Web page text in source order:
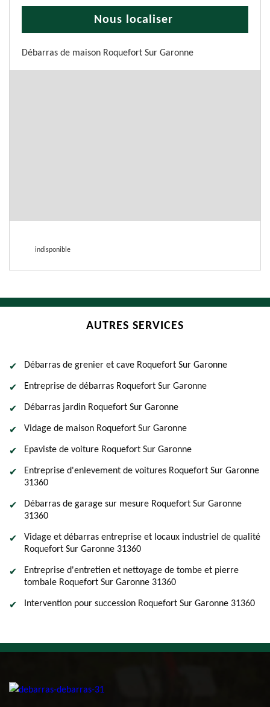
Nous localiser
Débarras de maison Roquefort Sur Garonne
indisponible
AUTRES SERVICES
Débarras de grenier et cave Roquefort Sur Garonne
Entreprise de débarras Roquefort Sur Garonne
Débarras jardin Roquefort Sur Garonne
Vidage de maison Roquefort Sur Garonne
Epaviste de voiture Roquefort Sur Garonne
Entreprise d'enlevement de voitures Roquefort Sur Garonne
31360
Débarras de garage sur mesure Roquefort Sur Garonne
31360
Vidage et débarras entreprise et locaux industriel de qualité
Roquefort Sur Garonne 31360
Entreprise d'entretien et nettoyage de tombe et pierre
tombale Roquefort Sur Garonne 31360
Intervention pour succession Roquefort Sur Garonne 31360